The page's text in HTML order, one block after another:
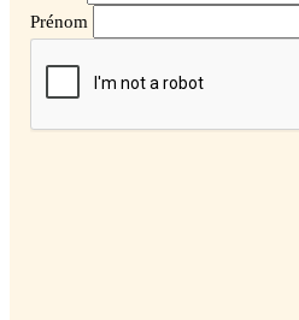
Prénom